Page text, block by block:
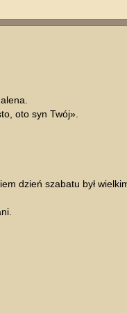
oto syn Twój».
dzień szabatu był